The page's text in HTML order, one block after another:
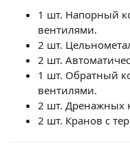
1 шт. Напорный
вентилями.
2 шт.
2 шт.
1 шт. Обратный
вентилями.
2 шт. Дренажных
2 шт. Кранов с